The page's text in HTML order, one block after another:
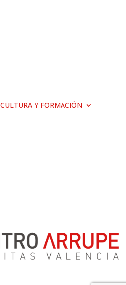
CULTURA Y FORMACIÓN